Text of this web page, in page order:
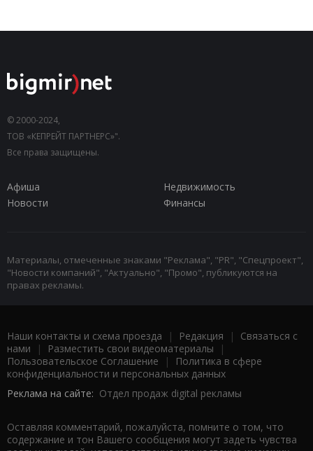
© 2000-2024,
ТОВ «КЕПРЕЙТ ПАРТНЕРС»".
Все права защищены.
Афиша
Недвижимость
Новости
Финансы
Материалы, отмеченные знаками "Реклама", "PR", "Спецпроект",
"Новости компаний", "Актуально", "Промо", публикуются на
правах рекламы.
Наши контакты и схема проезда | Редакция | Связаться с
нами | Разместить свои видеоматериалы |
Пользовательское Соглашение |
Политика в сфере
конфиденциальности и персональных данных
Реклама на сайте: Отдел продаж digital рекламы
Оставляя комментарий, пожалуйста, помните о том, что
содержание и тон Вашего сообщения могут задеть чувства